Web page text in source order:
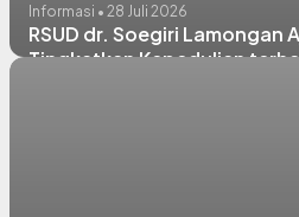
Informasi • 28 Juli 2026
RSUD dr. Soegiri Lamongan
Tingkatkan Kepedulian